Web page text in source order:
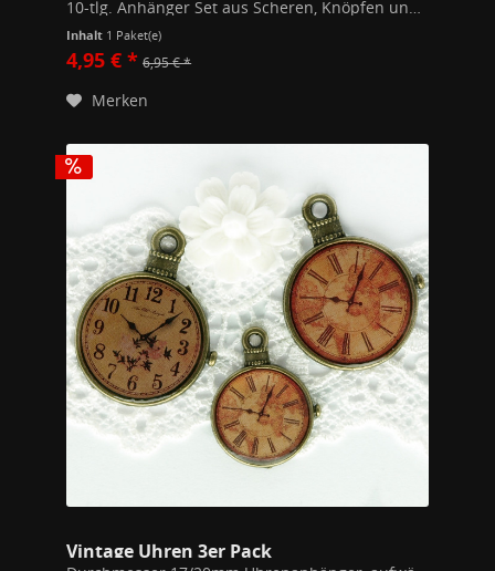
Inhalt 1 Paket(e)
4,95 € * 6,95 € *
Merken
Vintage Uhren 3er Pack